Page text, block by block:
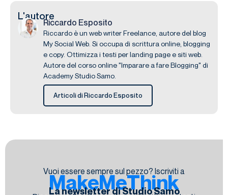
L'autore
Riccardo Esposito
Riccardo è un web writer Freelance, autore del blog
My Social Web. Si occupa di scrittura online, blogging
e copy. Ottimizza i testi per landing page e siti web.
Autore del corso online "Imparare a fare Blogging" di
Academy Studio Samo.
Articoli di Riccardo Esposito
Vuoi essere sempre sul pezzo? Iscriviti a
MakeMeThink
La newsletter di Studio Samo